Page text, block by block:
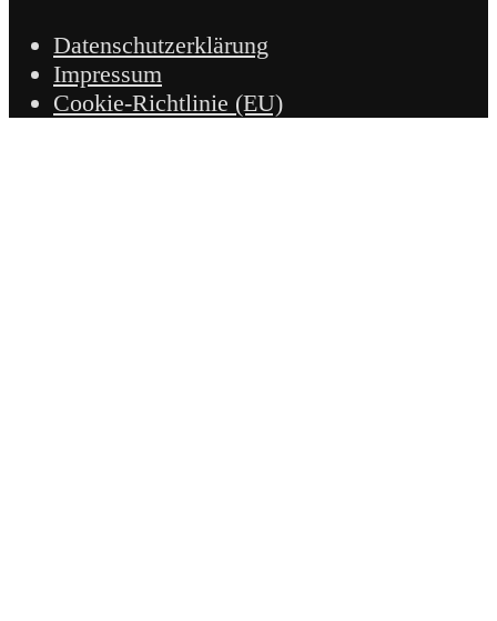
Datenschutzerklärung
Impressum
Cookie-Richtlinie (EU)